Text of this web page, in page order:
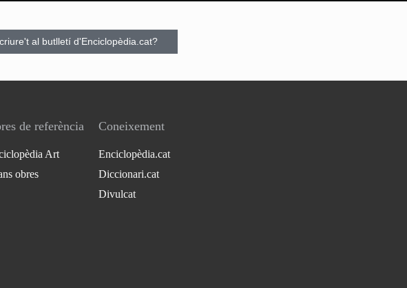
al butlletí d'Enciclopèdia.cat?
de referència
Art
obres
Coneixement
Enciclopèdia.cat
Diccionari.cat
Divulcat